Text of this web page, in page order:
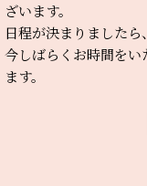
ざいます。
日程が決まりましたら
今しばらくお時間を
ます。